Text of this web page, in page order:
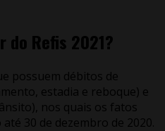
do Refis 2021?
possuem débitos de
estadia e reboque) e
nos quais os fatos
30 de dezembro de 2020.